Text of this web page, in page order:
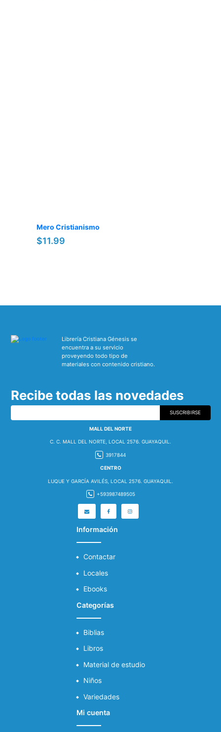
Mero Cristianismo
$11.99
Librería Cristiana Génesis se
encuentra a su servicio
proveyendo todo tipo de
materiales con contenido cristiano.
Recibe todas las novedades
SUSCRIBIRSE
MALL DEL NORTE
C. C. MALL DEL NORTE, LOCAL 2576. GUAYAQUIL.
3917844
CENTRO
LUQUE Y GARCÍA AVILÉS, LOCAL 2576. GUAYAQUIL.
+593987489505
Información
Contactar
Locales
Ebooks
Categorías
Biblias
Libros
Material de estudio
Niños
Variedades
Mi cuenta